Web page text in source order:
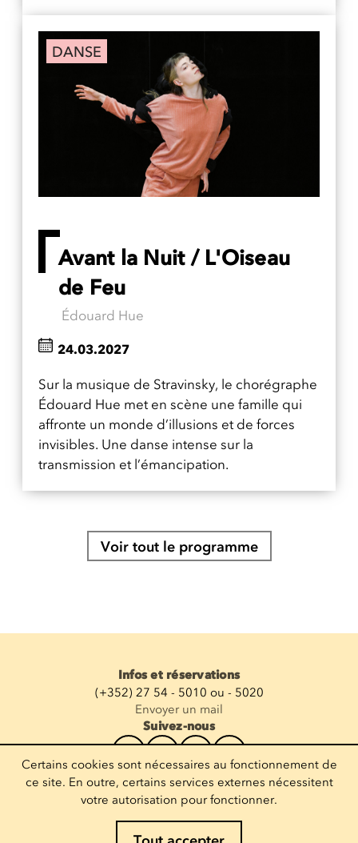
DANSE
Avant la Nuit / L'Oiseau
de Feu
Édouard Hue
Sur la musique de Stravinsky, le chorégraphe
Édouard Hue met en scène une famille qui
affronte un monde d’illusions et de forces
invisibles. Une danse intense sur la
transmission et l’émancipation.
24.03.2027
Voir tout le programme
Infos et réservations
(+352) 27 54 - 5010 ou - 5020
Envoyer un mail
Suivez-nous
Recevoir la newsletter
Entrez votre mail
Certains cookies sont nécessaires au fonctionnement de
ce site. En outre, certains services externes nécessitent
votre autorisation pour fonctionner.